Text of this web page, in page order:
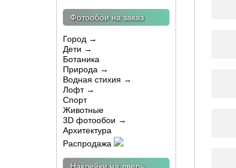
Фотообои на заказ
Город →
Дети →
Ботаника
Природа →
Водная стихия →
Лофт →
Спорт
Животные
3D фотообои →
Архитектура
Распродажа